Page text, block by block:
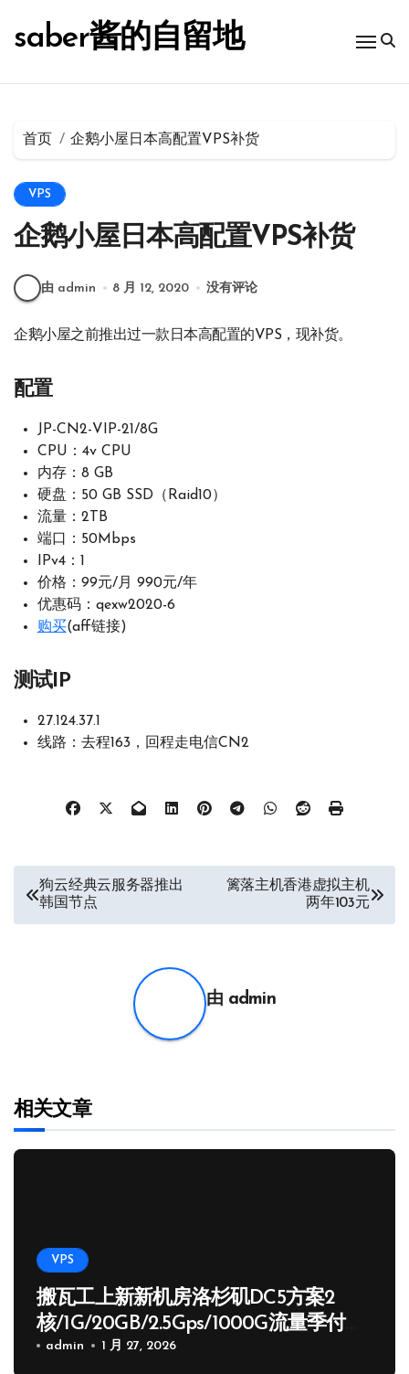
saber酱的自留地
首页 企鹅小屋日本高配置VPS补货
VPS
企鹅小屋日本高配置VPS补货
由 admin 8 月 12, 2020 没有评论
企鹅小屋之前推出过一款日本高配置的VPS，现补货。
配置
JP-CN2-VIP-21/8G
CPU：4v CPU
内存：8 GB
硬盘：50 GB SSD（Raid10）
流量：2TB
端口：50Mbps
IPv4：1
价格：99元/月 990元/年
优惠码：qexw2020-6
购买(aff链接)
测试IP
27.124.37.1
线路：去程163，回程走电信CN2
狗云经典云服务器推出
韩国节点
篱落主机香港虚拟主机
两年103元
由 admin
相关文章
VPS
搬瓦工上新新机房洛杉矶DC5方案2
核/1G/20GB/2.5Gps/1000G流量季付
65.89 USD
admin 1 月 27, 2026